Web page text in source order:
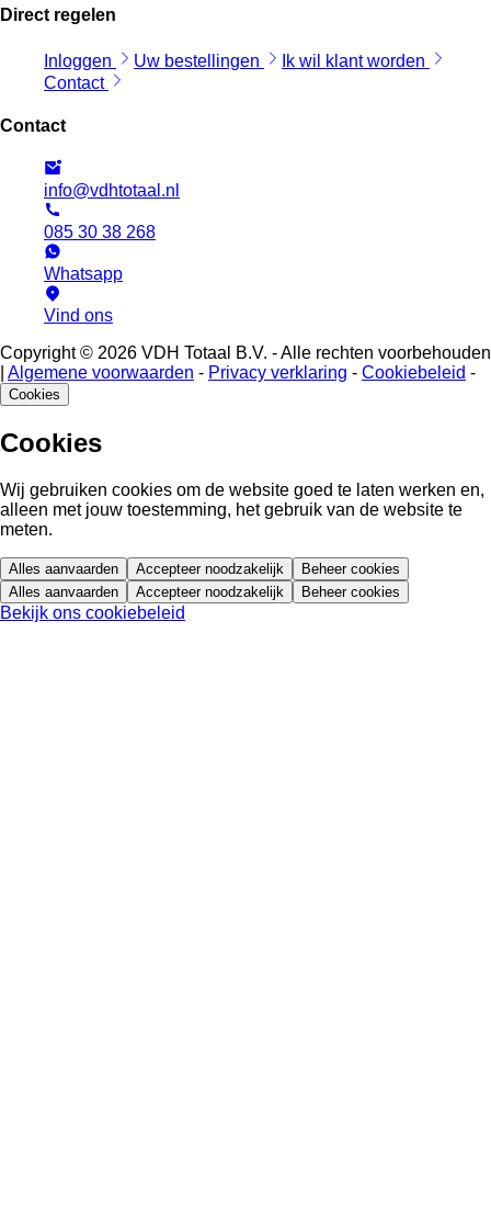
Direct regelen
Inloggen Uw bestellingen
Ik wil klant worden
Contact
Contact
info@vdhtotaal.nl
085 30 38 268
Whatsapp
Vind ons
Copyright © 2026 VDH Totaal B.V. - Alle rechten voorbehouden
Algemene voorwaarden - Privacy verklaring - Cookiebeleid -
Cookies
Cookies
Wij gebruiken cookies om de website goed te laten werken en,
alleen met jouw toestemming, het gebruik van de website te
meten.
Alles aanvaarden Accepteer noodzakelijk
Beheer cookies
Alles aanvaarden
Accepteer noodzakelijk Beheer cookies
Bekijk ons cookiebeleid